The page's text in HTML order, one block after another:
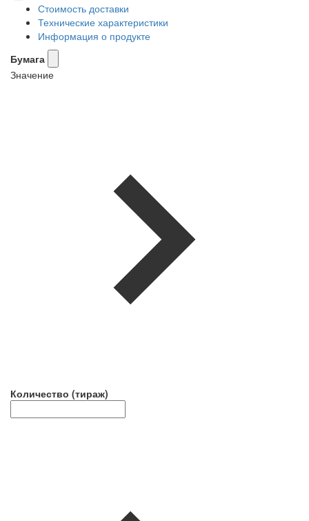
Стоимость доставки
Технические характеристики
Информация о продукте
Бумага
Значение
Количество (тираж)